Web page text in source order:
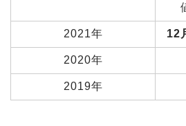
2021年 12
2020年
2019年